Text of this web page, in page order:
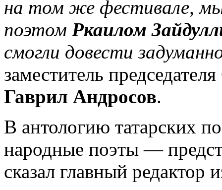
на том же фестивале,
поэтом Ркаилом
смогли довести
заместитель
Гаврил Андросов.
В антологию татарских
народные поэты —
сказал главный редактор